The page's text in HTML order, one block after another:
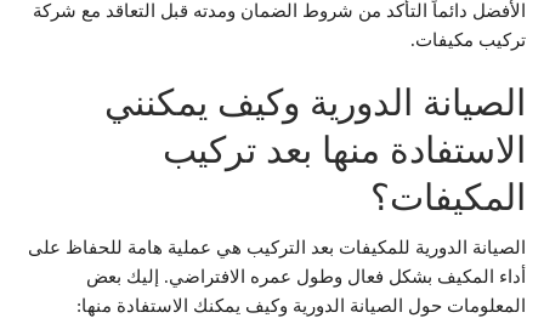
الأفضل دائماً التأكد من شروط الضمان ومدته قبل التعاقد مع شركة
تركيب مكيفات.
الصيانة الدورية وكيف يمكنني
الاستفادة منها بعد تركيب
المكيفات؟
الصيانة الدورية للمكيفات بعد التركيب هي عملية هامة للحفاظ على
أداء المكيف بشكل فعال وطول عمره الافتراضي. إليك بعض
المعلومات حول الصيانة الدورية وكيف يمكنك الاستفادة منها: